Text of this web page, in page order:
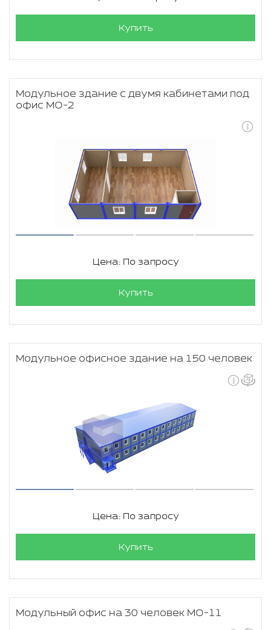
Купить
Модульное здание с двумя кабинетами под
офис МО-2
Цена: По запросу
Купить
Модульное офисное здание на 150 человек
Цена: По запросу
Купить
Модульный офис на 30 человек МО-11